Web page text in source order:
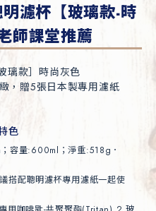
濾杯【玻璃款-時
師課堂推薦
璃款］時尚灰色
，贈5張日本製專用濾紙
色
容量:600ml；淨重:518g．
搭配聰明濾杯專用濾紙一起使